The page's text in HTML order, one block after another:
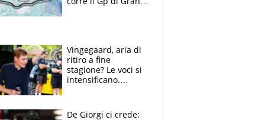
Vingegaard, aria di
ritiro a fine
stagione? Le voci si
intensificano.
vuole la Roubaix
De Giorgi ci crede: